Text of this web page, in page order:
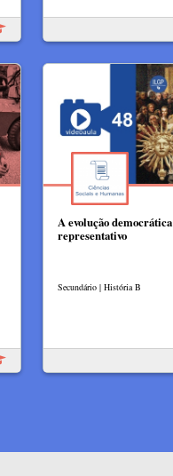
A evolução
representativo
Secundário | História B